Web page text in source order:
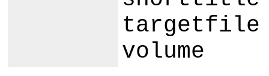
targetfile
volume